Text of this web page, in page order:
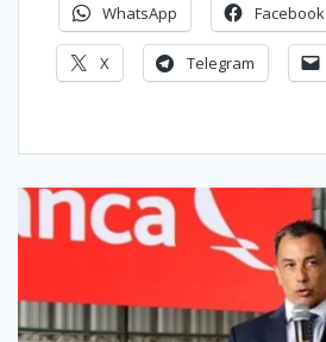
WhatsApp Facebook
X Telegram